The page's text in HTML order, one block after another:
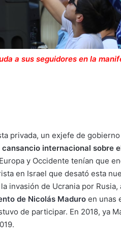
a sus seguidores en la
privada, un exjefe de
cansancio internacional sobre
y Occidente tenían que
en Israel que desató esta
invasión de Ucrania por
de Nicolás Maduro en unas
de participar. En 2018, ya